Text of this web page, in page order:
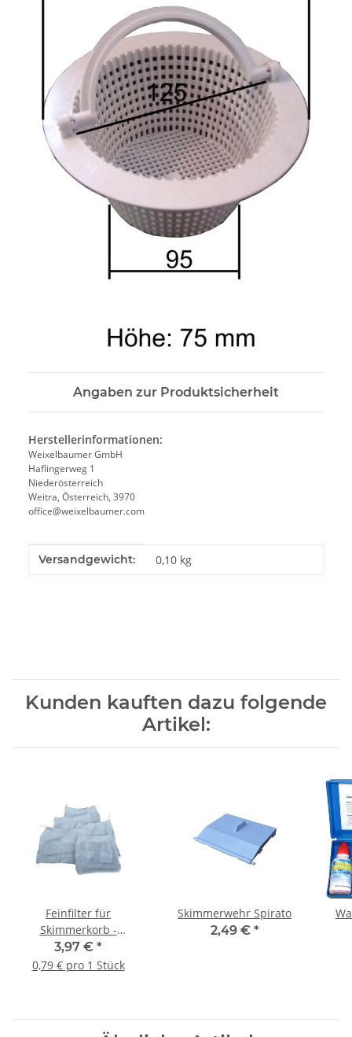
Angaben zur Produktsicherheit
Herstellerinformationen:
Weixelbaumer GmbH
Haflingerweg 1
Niederösterreich
Weitra, Österreich, 3970
office@weixelbaumer.com
Produkteigenschaft
Wert
Versandgewicht: 0,10 kg
Kunden kauften dazu folgende
Artikel:
Feinfilter für
Skimmerkorb -
Filterstrumpf
3,97 € *
0,79 € pro 1 Stück
Skimmerwehr Spirato
2,49 € *